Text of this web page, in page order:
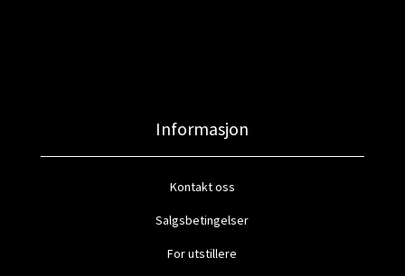
Informasjon
Kontakt oss
Salgsbetingelser
For utstillere